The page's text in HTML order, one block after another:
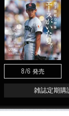
8/6 発売
雑誌定期購